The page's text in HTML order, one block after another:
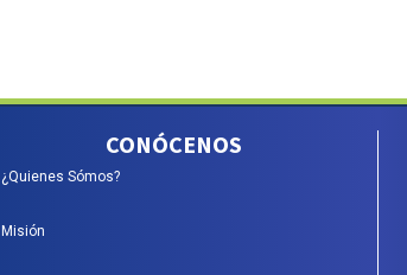
CONÓCENOS
¿Quienes Sómos?
Misión